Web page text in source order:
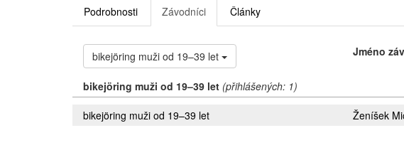
Podrobnosti Závodníci Články
bikejöring muži od 19–39 let Jméno
bikejöring muži od 19–39 let (přihlášených: 1)
bikejöring muži od 19–39 let Ženíšek